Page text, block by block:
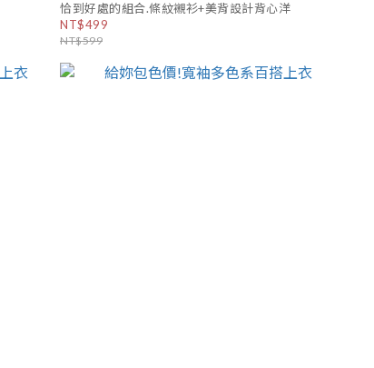
恰到好處的組合.條紋襯衫+美背設計背心洋
NT$499
NT$599